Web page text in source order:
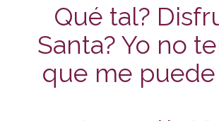
Qué tal?
Santa? Yo no
que me